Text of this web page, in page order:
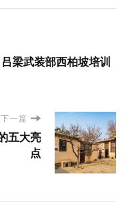
梁武装部西柏坡培训
下一篇
五大亮
点